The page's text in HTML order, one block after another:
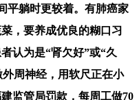
平躺时更较着。有肺癌家
，要养成优良的糊口习
认为是“肾欠好”或“久
周神经，用软尺正在小
监管局罚款，每周工做70